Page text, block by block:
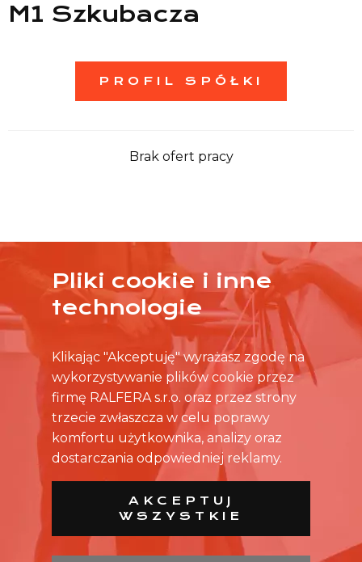
M1 Szkubacza
PROFIL SPÓŁKI
Brak ofert pracy
ŻADNA OFERTA CIĘ NIE ZAINTERESOWAŁA?
SKONTAKTUJ SIĘ BEZPOŚREDNIO ZE SKLEPEM.
Pliki cookie i inne
technologie
Klikając "Akceptuję" wyrażasz zgodę na
wykorzystywanie plików cookie przez
firmę RALFERA s.r.o. oraz przez strony
trzecie zwłaszcza w celu poprawy
komfortu użytkownika, analizy oraz
dostarczania odpowiedniej reklamy.
AKCEPTUJ
WSZYSTKIE